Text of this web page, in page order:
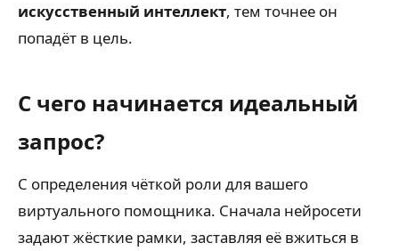
искусственный интеллект, тем точнее он
попадёт в цель.
С чего начинается идеальный
запрос?
С определения чёткой роли для вашего
виртуального помощника. Сначала нейросети
задают жёсткие рамки, заставляя её вжиться в